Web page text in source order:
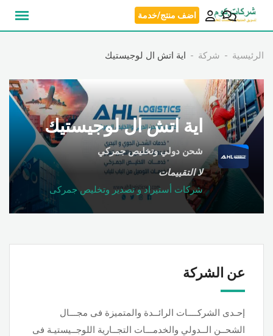
انتقل
اضف منتج/خدمة
الرئيسية شركة اية اتش ال لوجيستيك
اية اتش ال لوجيستيك
شحن دولي وتخليص جمركي
لا التقييمات
شركات أستيراد و تصدير وتخليص جمركى
عن الشركة
إحـدى الشركــــات الرائــدة والمتميزة فى مجـــال
الشحــن الــدولي والخدمـــات التجــارية اللوجــيستيـة فى